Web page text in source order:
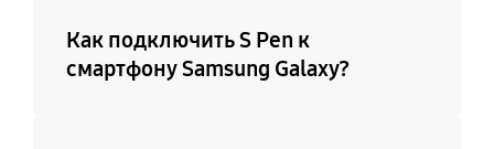
Как подключить S Pen к
смартфону Samsung Galaxy?